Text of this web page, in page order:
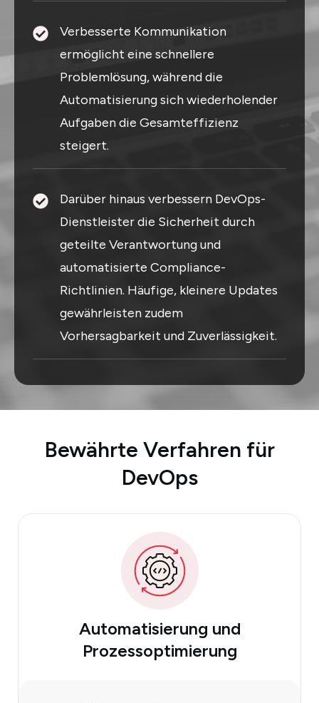
Verbesserte Kommunikation
ermöglicht eine schnellere
Problemlösung, während die
Automatisierung sich wiederholender
Aufgaben die Gesamteffizienz
steigert.
Darüber hinaus verbessern DevOps-
Dienstleister die Sicherheit durch
geteilte Verantwortung und
automatisierte Compliance-
Richtlinien. Häufige, kleinere Updates
gewährleisten zudem
Vorhersagbarkeit und Zuverlässigkeit.
Bewährte Verfahren für
DevOps
Automatisierung und
Prozessoptimierung